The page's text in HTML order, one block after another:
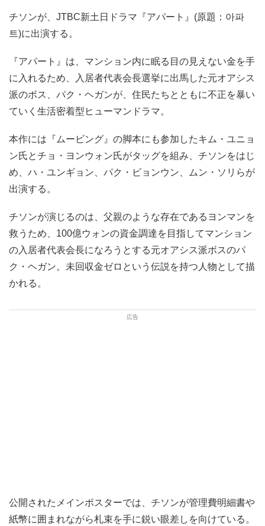
チソンが、JTBC新土日ドラマ『アパート』(原題：아파
트)に出演する。
『アパート』は、マンション内に眠る目の見えない金を手
に入れるため、入居者代表会長選挙に出馬した元オアシス
派のボス、パク・ヘガンが、住民たちとともに不正を暴い
ていく生活密着型ヒューマンドラマ。
本作には『ムービング』の脚本にも参加したキム・ユニョ
ン氏とチョ・ヨンウォン氏がタッグを組み、チソンをはじ
め、ハ・ユンギョン、パク・ビョンウン、ムン・ソリらが
出演する。
チソンが演じるのは、父親のような存在であるヨンマンを
救うため、100億ウォンの資金調達を目指してマンション
の入居者代表会長になろうとする元オアシス派ボスのパ
ク・ヘガン。未回収金ゼロという伝説を持つ人物として描
かれる。
公開されたメインポスターでは、チソンが管理費明細書や
紙幣に囲まれながら札束を手に鋭い眼差しを向けている。